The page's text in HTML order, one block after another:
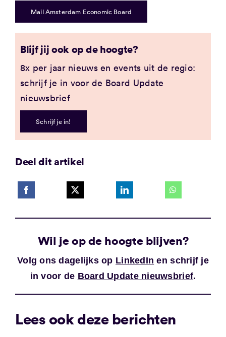
Mail Amsterdam Economic Board
Blijf jij ook op de hoogte?
8x per jaar nieuws en events uit de regio:
schrijf je in voor de Board Update
nieuwsbrief
Schrijf je in!
Deel dit artikel
Wil je op de hoogte blijven?
Volg ons dagelijks op LinkedIn en schrijf je
in voor de Board Update nieuwsbrief.
Lees ook deze berichten